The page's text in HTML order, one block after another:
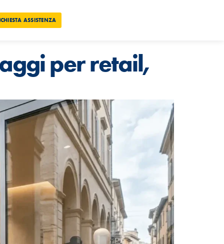
ASSISTENZA
per retail,